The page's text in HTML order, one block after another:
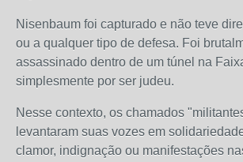
Nisenbaum foi capturado e não teve
ou a qualquer tipo de defesa. Foi
assassinado dentro de um túnel na
simplesmente por ser judeu.
Nesse contexto, os chamados
levantaram suas vozes em
clamor, indignação ou manifestações